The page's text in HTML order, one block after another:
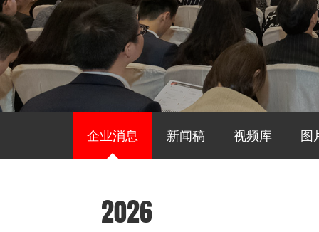
企业消息 新闻稿 视频库 图
2026